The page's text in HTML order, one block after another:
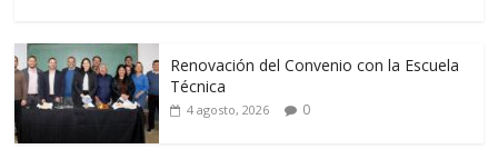
Renovación del Convenio con la Escuela
Técnica
4 agosto, 2026 0